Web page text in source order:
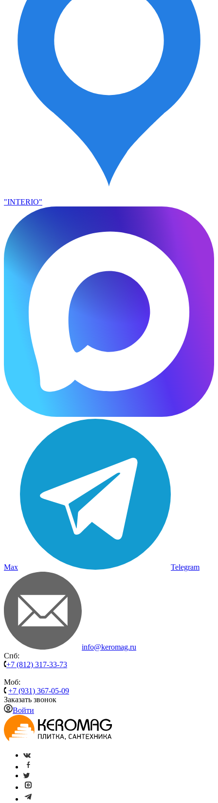
"INTERIO"
Max Telegram
info@keromag.ru
Спб:
+7 (812) 317-33-73
Моб:
+7 (931) 367-05-09
Заказать звонок
Войти